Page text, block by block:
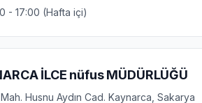
- 17:00 (Hafta içi)
İLCE nüfus MÜDÜRLÜĞÜ
Husnu Aydın Cad. Kaynarca, Sakarya